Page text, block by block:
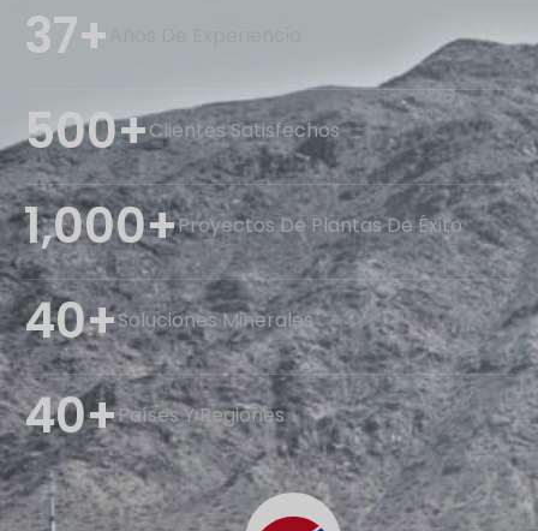
37+
500+Clientes Satisfechos
1,000+Proyectos De Plantas De Éxito
40+Soluciones Minerales
40+Países Y Regiones